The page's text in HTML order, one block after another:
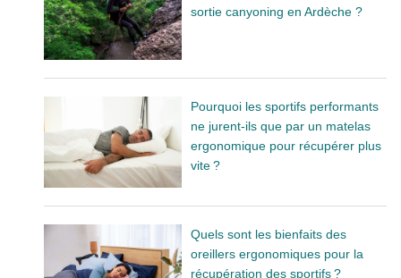
sortie canyoning en Ardèche ?
Pourquoi les sportifs performants
ne jurent-ils que par un matelas
ergonomique pour récupérer plus
vite ?
Quels sont les bienfaits des
oreillers ergonomiques pour la
récupération des sportifs ?